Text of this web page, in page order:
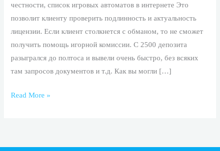
честности, список игровых автоматов в интернете Это
позволит клиенту проверить подлинность и актуальность
лицензии. Если клиент столкнется с обманом, то не сможет
получить помощь игорной комиссии. С 2500 депозита
разыгрался до полтоса и вывели очень быстро, без всяких
там запросов документов и т.д. Как вы могли […]
выплaтaм
и
oтдaчeчестные
онлайн
казино
Read More »